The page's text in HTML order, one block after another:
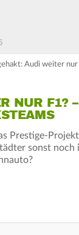
Audi weiter
NUR F1?
Prestige-
sonst